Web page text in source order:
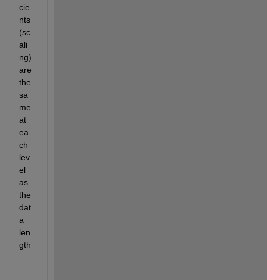
cie
nts
(sc
ali
ng)
are
the
sa
me
at
ea
ch
lev
el
as
the
dat
a
len
gth